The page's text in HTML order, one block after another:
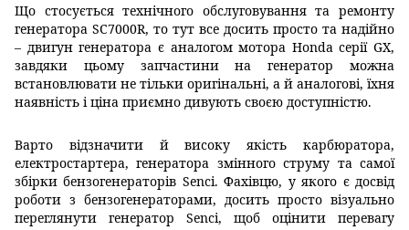
Що стосується технічного обслуговування та ремонту
генератора SC7000R, то тут все досить просто та надійно
– двигун генератора є аналогом мотора Honda серії GX,
завдяки цьому запчастини на генератор можна
встановлювати не тільки оригінальні, а й аналогові, їхня
наявність і ціна приємно дивують своєю доступністю.
Варто відзначити й високу якість карбюратора,
електростартера, генератора змінного струму та самої
збірки бензогенераторів Senci. Фахівцю, у якого є досвід
роботи з бензогенераторами, досить просто візуально
переглянути генератор Senci, щоб оцінити перевагу